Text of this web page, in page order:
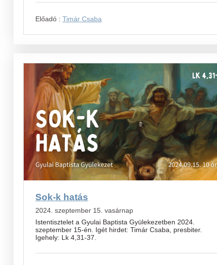
Előadó : Timár Csaba
Sok-k hatás
2024. szeptember 15. vasárnap
Istentisztelet a Gyulai Baptista Gyülekezetben 2024.
szeptember 15-én. Igét hirdet: Timár Csaba, presbiter.
Igehely: Lk 4,31-37.